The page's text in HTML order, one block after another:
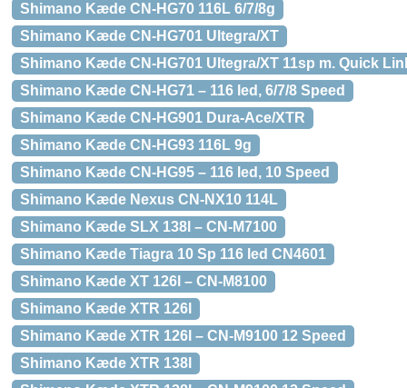
Shimano Kæde CN-HG70 116L 6/7/8g
Shimano Kæde CN-HG701 Ultegra/XT
Shimano Kæde CN-HG701 Ultegra/XT 11sp m. Quick
Shimano Kæde CN-HG71 – 116 led, 6/7/8 Speed
Shimano Kæde CN-HG901 Dura-Ace/XTR
Shimano Kæde CN-HG93 116L 9g
Shimano Kæde CN-HG95 – 116 led, 10 Speed
Shimano Kæde Nexus CN-NX10 114L
Shimano Kæde SLX 138l – CN-M7100
Shimano Kæde Tiagra 10 Sp 116 led CN4601
Shimano Kæde XT 126l – CN-M8100
Shimano Kæde XTR 126l
Shimano Kæde XTR 126l – CN-M9100 12 Speed
Shimano Kæde XTR 138l